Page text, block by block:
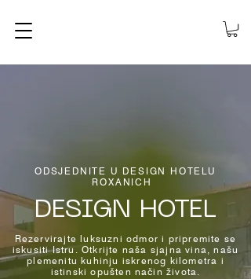
ODSJEDNITE U DESIGN HOTELU
ROXANICH
DESIGN HOTEL
Rezervirajte luksuzni odmor i pripremite se
iskusiti Istru. Otkrijte naša sjajna vina, našu
plemenitu kuhinju iskrenog kilometra i
istinski opušten način života.